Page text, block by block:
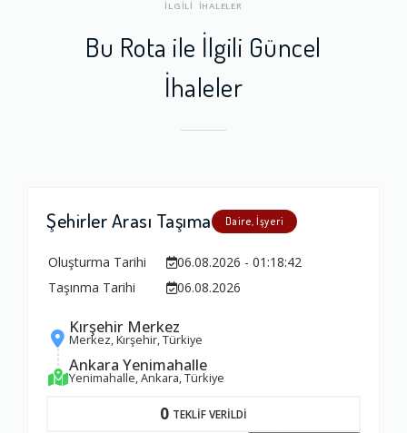
İLGİLİ İHALELER
Bu Rota ile İlgili Güncel
İhaleler
Şehirler Arası Taşıma Daire, İşyeri
Oluşturma Tarihi
06.08.2026 - 01:18:42
Taşınma Tarihi
06.08.2026
Kırşehir Merkez
Merkez, Kırşehir, Türkiye
Ankara Yenimahalle
Yenimahalle, Ankara, Türkiye
0 TEKLİF VERİLDİ